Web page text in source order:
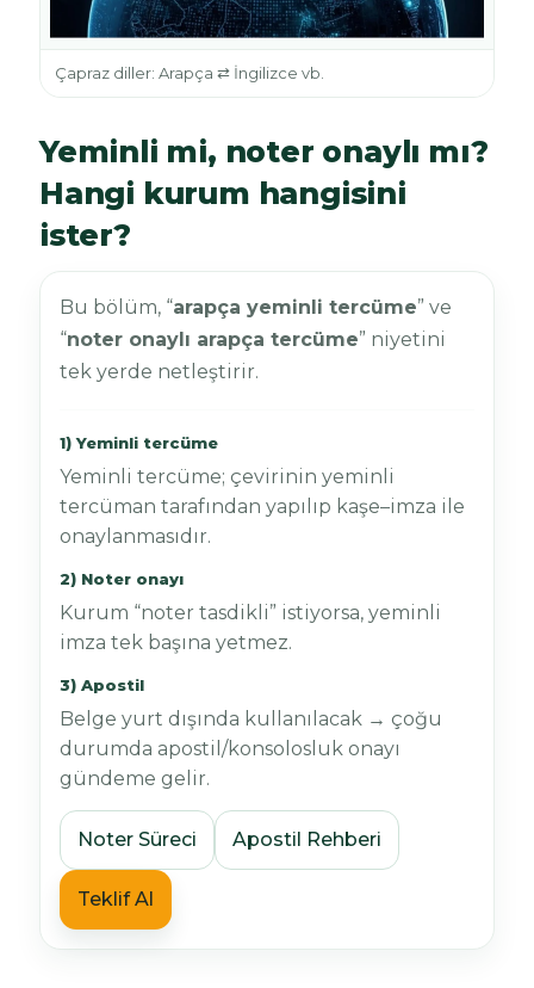
Çapraz diller: Arapça ⇄ İngilizce vb.
Yeminli mi, noter onaylı mı?
Hangi kurum hangisini
ister?
Bu bölüm, “arapça yeminli tercüme” ve
“noter onaylı arapça tercüme” niyetini
tek yerde netleştirir.
1) Yeminli tercüme
Yeminli tercüme; çevirinin yeminli
tercüman tarafından yapılıp kaşe–imza ile
onaylanmasıdır.
2) Noter onayı
Kurum “noter tasdikli” istiyorsa, yeminli
imza tek başına yetmez.
3) Apostil
Belge yurt dışında kullanılacak → çoğu
durumda apostil/konsolosluk onayı
gündeme gelir.
Noter Süreci Apostil Rehberi
Teklif Al